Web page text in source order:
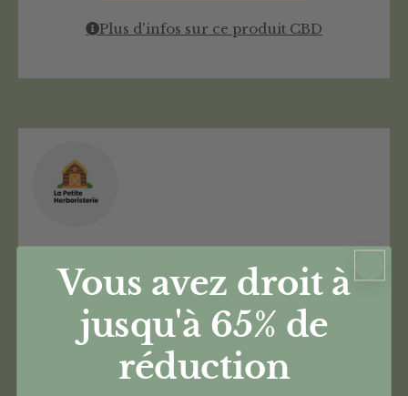
Plus d'infos sur ce produit CBD
Vous avez droit à
jusqu'à 65% de
réduction